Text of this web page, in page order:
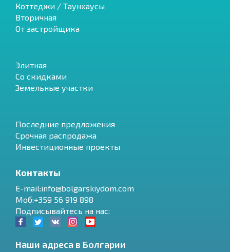
Коттеджи / Таунхаусы
Вторичная
От застройщика
Элитная
Со скидками
Земельные участки
Последние предложения
Срочная распродажа
Инвестиционные проекты
Контакты
E-mail:info@bolgarskiydom.com
Моб:+359 56 919 898
Подписывайтесь на нас:
Наши адреса в Болгарии